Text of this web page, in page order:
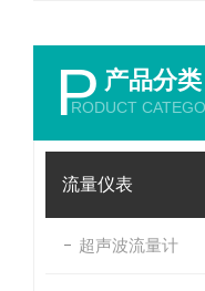
P 产品分类
RODUCT
流量仪表
超声波流量计